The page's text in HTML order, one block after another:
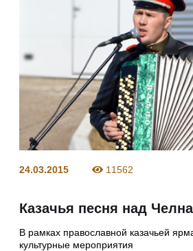
24.03.2015 11562
Казачья песня над
В рамках православной казачьей
культурные мероприятия